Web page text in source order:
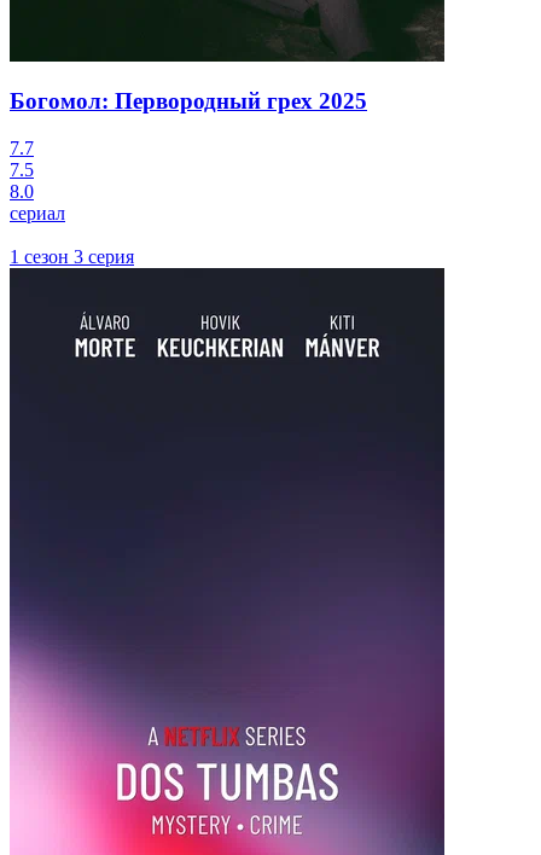
Богомол: Первородный грех 2025
7.7
7.5
8.0
сериал
1 сезон 3 серия